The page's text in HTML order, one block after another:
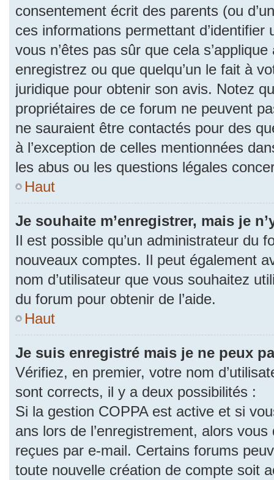
consentement écrit des parents (ou
ces informations permettant
vous n’êtes pas sûr que cela
enregistrez ou que quelqu’un le fait à
juridique pour obtenir son avis. Notez
propriétaires de ce forum ne peuvent
ne sauraient être contactés pour des
à l’exception de celles mentionnées
les abus ou les questions légales
Haut
Je souhaite m’enregistrer, mais je
Il est possible qu’un administrateur du
nouveaux comptes. Il peut également
nom d’utilisateur que vous souhaitez
du forum pour obtenir de l’aide.
Haut
Je suis enregistré mais je ne peux
Vérifiez, en premier, votre nom
sont corrects, il y a deux possibilités :
Si la gestion COPPA est active et si
ans lors de l’enregistrement, alors
reçues par e-mail. Certains forums
toute nouvelle création de compte soit